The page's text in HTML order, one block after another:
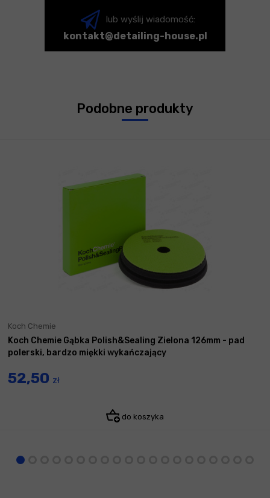
lub wyślij wiadomość:
kontakt@detailing-house.pl
Podobne produkty
Koch Chemie
Koch Chemie Gąbka Polish&Sealing Zielona 126mm - pad
polerski, bardzo miękki wykańczający
52,50 zł
do koszyka